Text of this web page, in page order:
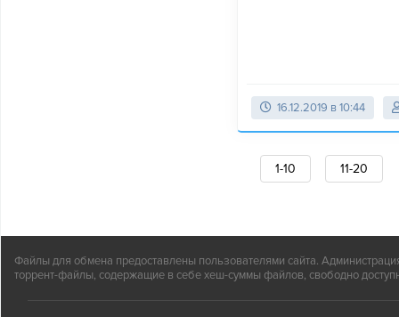
16.12.2019 в 10:44
1-10 11-20
Файлы для обмена предоставлены пользователями сайта.
торрент-файлы, содержащие в себе хеш-суммы файлов, свободно